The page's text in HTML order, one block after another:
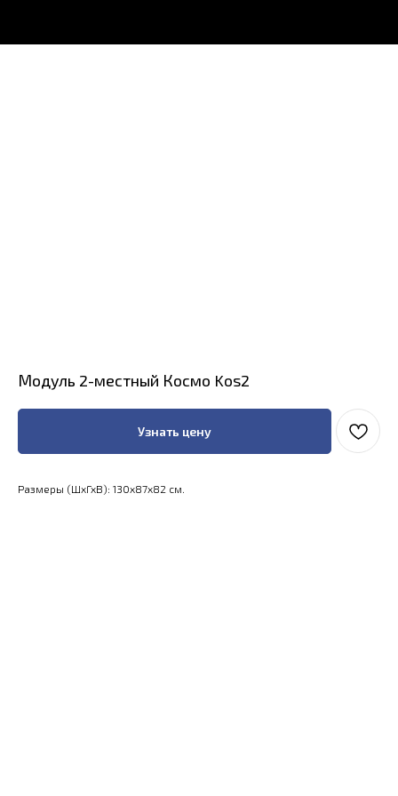
Модуль 2-местный Космо Kos2
Узнать цену
Размеры (ШхГхВ): 130x87x82 см.